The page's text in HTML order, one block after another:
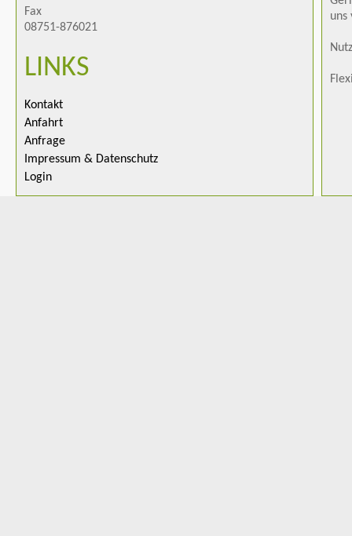
Fax
08751-876021
LINKS
Kontakt
Anfahrt
Anfrage
Impressum & Datenschutz
Login
uns